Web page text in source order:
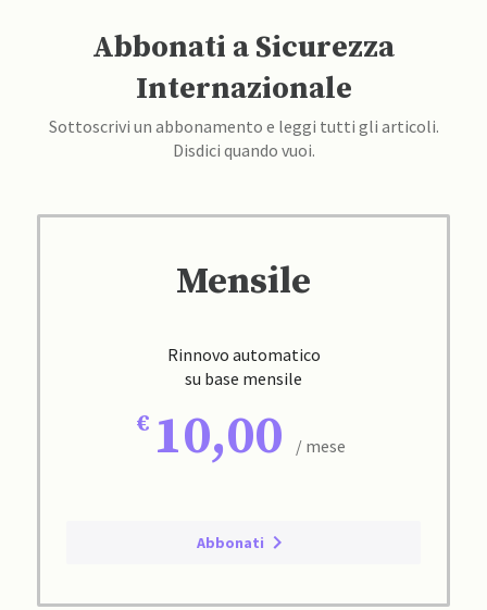
Abbonati a Sicurezza
Internazionale
Sottoscrivi un abbonamento e leggi tutti gli articoli.
Disdici quando vuoi.
Mensile
Rinnovo automatico
su base mensile
10,00 / mese
Abbonati